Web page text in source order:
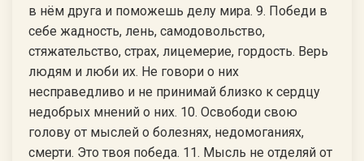
в нём друга и поможешь делу мира. 9. Победи в
себе жадность, лень, самодовольство,
стяжательство, страх, лицемерие, гордость. Верь
людям и люби их. Не говори о них
несправедливо и не принимай близко к сердцу
недобрых мнений о них. 10. Освободи свою
голову от мыслей о болезнях, недомоганиях,
смерти. Это твоя победа. 11. Мысль не отделяй от